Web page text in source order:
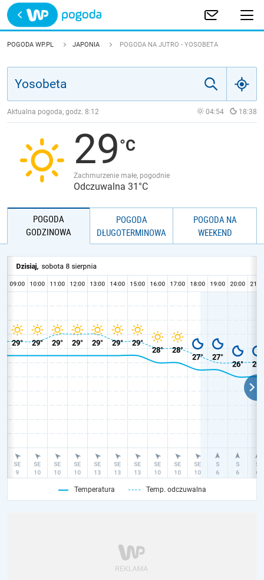
Trwa ładowanie
POLSKA
JAKOŚĆ POWIETRZA
POGODA WP.PL JAPONIA POGODA NA JUTRO - YOSOBETA
Aktualna pogoda, godz. 8:12 04:54 18:38
29
Zachmurzenie małe, pogodnie
Odczuwalna 31°C
POGODA
GODZINOWA
POGODA
DŁUGOTERMINOWA
POGODA NA
WEEKEND
Temperatura Temp. odczuwalna